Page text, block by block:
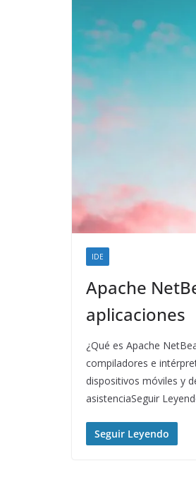
IDE
Apache
aplicaciones
¿Qué es Apache
compiladores e
dispositivos móviles y
asistenciaSeguir
Seguir Leyendo